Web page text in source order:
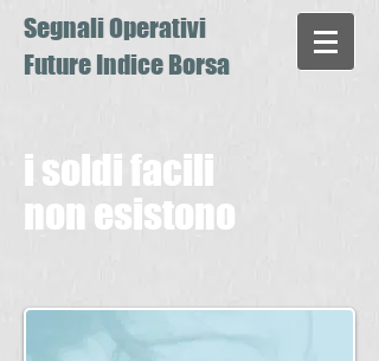
Segnali Operativi
Future Indice Borsa
i soldi facili
non esistono